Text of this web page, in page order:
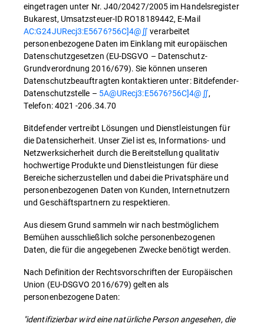
eingetragen unter Nr. J40/20427/2005 im Handelsregister
Bukarest, Umsatzsteuer-ID RO18189442, E-Mail
AC:G24JURecj3:E5676?56C]4@∬ verarbeitet
personenbezogene Daten im Einklang mit europäischen
Datenschutzgesetzen (EU-DSGVO – Datenschutz-
Grundverordnung 2016/679). Sie können unseren
Datenschutzbeauftragten kontaktieren unter: Bitdefender-
Datenschutzstelle – 5A@URecj3:E5676?56C]4@∬,
Telefon: 4021 -206.34.70
Bitdefender vertreibt Lösungen und Dienstleistungen für
die Datensicherheit. Unser Ziel ist es, Informations- und
Netzwerksicherheit durch die Bereitstellung qualitativ
hochwertige Produkte und Dienstleistungen für diese
Bereiche sicherzustellen und dabei die Privatsphäre und
personenbezogenen Daten von Kunden, Internetnutzern
und Geschäftspartnern zu respektieren.
Aus diesem Grund sammeln wir nach bestmöglichem
Bemühen ausschließlich solche personenbezogenen
Daten, die für die angegebenen Zwecke benötigt werden.
Nach Definition der Rechtsvorschriften der Europäischen
Union (EU-DSGVO 2016/679) gelten als
personenbezogene Daten:
"identifizierbar wird eine natürliche Person angesehen, die